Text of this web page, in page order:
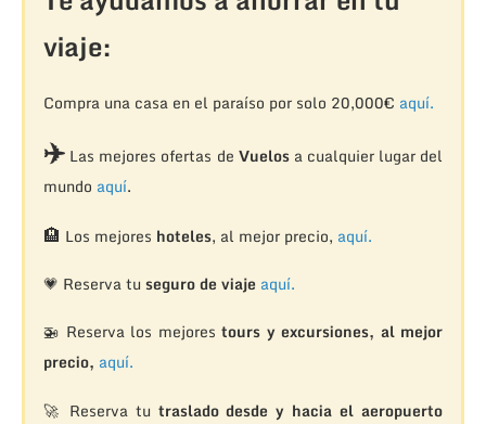
viaje:
Compra una casa en el paraíso por solo 20,000€ aquí.
✈️Las mejores ofertas de Vuelosa cualquier lugar del
mundo aquí.
🏨 Los mejores hoteles, al mejor precio, aquí.
💗 Reserva tu seguro de viaje aquí.
🚁 Reserva los mejorestours y excursiones, al mejor
precio, aquí.
🚀 Reserva tu traslado desde y hacia el aeropuerto